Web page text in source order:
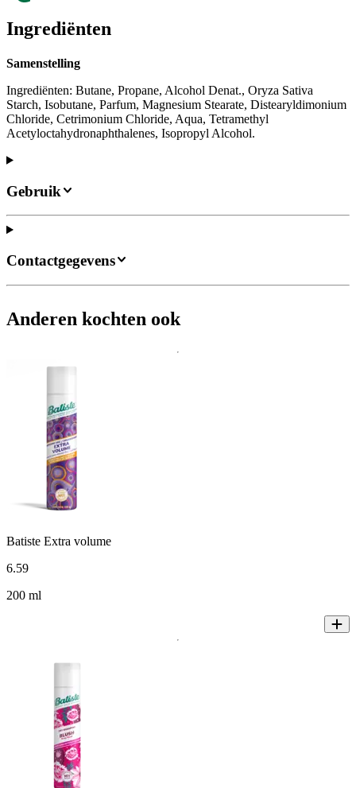
Ingrediënten
Samenstelling
Ingrediënten: Butane, Propane, Alcohol Denat., Oryza Sativa
Starch, Isobutane, Parfum, Magnesium Stearate, Distearyldimonium
Chloride, Cetrimonium Chloride, Aqua, Tetramethyl
Acetyloctahydronaphthalenes, Isopropyl Alcohol.
Gebruik
Contactgegevens
Anderen kochten ook
Batiste Extra volume
6.59
200 ml